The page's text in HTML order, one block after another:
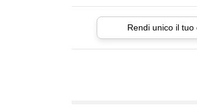
Rendi unico il